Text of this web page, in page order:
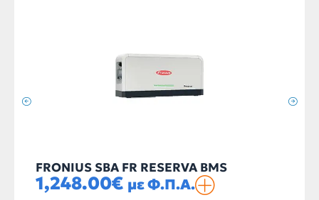
FRONIUS SBA FR RESERVA BMS
1,248.00€ με Φ.Π.Α.